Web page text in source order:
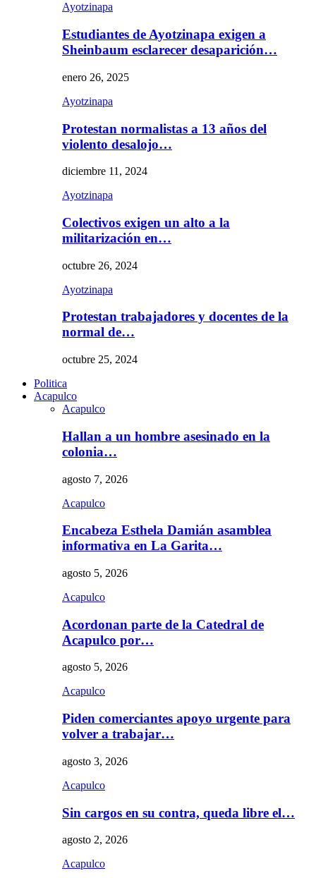
Ayotzinapa
Estudiantes de Ayotzinapa exigen a
Sheinbaum esclarecer desaparición…
enero 26, 2025
Ayotzinapa
Protestan normalistas a 13 años del
violento desalojo…
diciembre 11, 2024
Ayotzinapa
Colectivos exigen un alto a la
militarización en…
octubre 26, 2024
Ayotzinapa
Protestan trabajadores y docentes de la
normal de…
octubre 25, 2024
Politica
Acapulco
Acapulco
Hallan a un hombre asesinado en la
colonia…
agosto 7, 2026
Acapulco
Encabeza Esthela Damián asamblea
informativa en La Garita…
agosto 5, 2026
Acapulco
Acordonan parte de la Catedral de
Acapulco por…
agosto 5, 2026
Acapulco
Piden comerciantes apoyo urgente para
volver a trabajar…
agosto 3, 2026
Acapulco
Sin cargos en su contra, queda libre el…
agosto 2, 2026
Acapulco